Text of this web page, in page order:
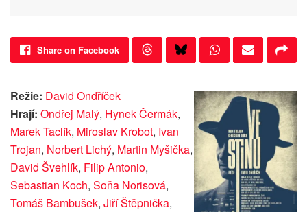
Share on Facebook
Režie: David Ondříček
Hrají: Ondřej Malý, Hynek Čermák,
Marek Taclík, Miroslav Krobot, Ivan
Trojan, Norbert Lichý, Martin Myšička,
David Švehlík, Filip Antonio,
Sebastian Koch, Soňa Norisová,
Tomáš Bambušek, Jiří Štěpnička,